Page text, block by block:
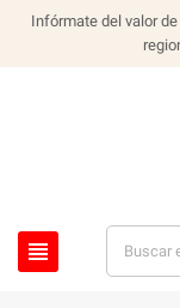
Infórmate del valor
view_headline